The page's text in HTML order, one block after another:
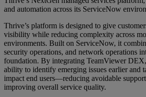
and automation across its ServiceNow
Thrive’s platform is designed to give
visibility while reducing complexity across
environments. Built on ServiceNow, it
security operations, and network operations
foundation. By integrating TeamViewer
ability to identify emerging issues earlier and
impact end users—reducing avoidable
improving overall service quality.